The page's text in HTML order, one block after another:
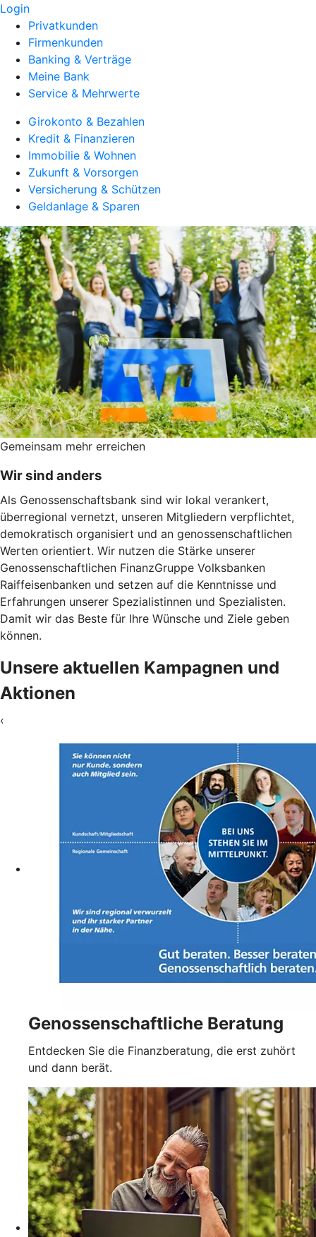
Login
Privatkunden
Firmenkunden
Banking & Verträge
Meine Bank
Service & Mehrwerte
Girokonto & Bezahlen
Kredit & Finanzieren
Immobilie & Wohnen
Zukunft & Vorsorgen
Versicherung & Schützen
Geldanlage & Sparen
Gemeinsam mehr erreichen
Wir sind anders
Als Genossenschaftsbank sind wir lokal verankert,
überregional vernetzt, unseren Mitgliedern verpflichtet,
demokratisch organisiert und an genossenschaftlichen
Werten orientiert. Wir nutzen die Stärke unserer
Genossenschaftlichen FinanzGruppe Volksbanken
Raiffeisenbanken und setzen auf die Kenntnisse und
Erfahrungen unserer Spezialistinnen und Spezialisten.
Damit wir das Beste für Ihre Wünsche und Ziele geben
können.
Unsere aktuellen Kampagnen und
Aktionen
‹
Genossenschaftliche Beratung
Entdecken Sie die Finanzberatung, die erst zuhört
und dann berät.